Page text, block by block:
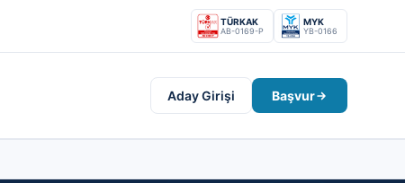
TÜRKAK
AB-0169-P
MYK
YB-0166
Aday Girişi Başvur